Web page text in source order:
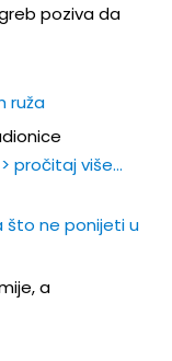
poziva da
ruža
> pročitaj više…
što ne ponijeti u
a